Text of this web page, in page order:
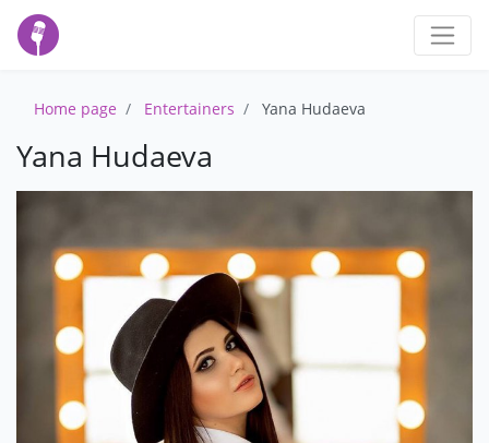
Home page Entertainers Yana Hudaeva
Yana Hudaeva